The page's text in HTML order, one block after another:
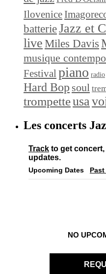
Ilovenice
batterieJazz et
live Miles Davis
musique
Festivalpiano radio
Hard Bop soul
trompetteusa
Les concerts
Track to get
updates.
Upcoming Dates
NO